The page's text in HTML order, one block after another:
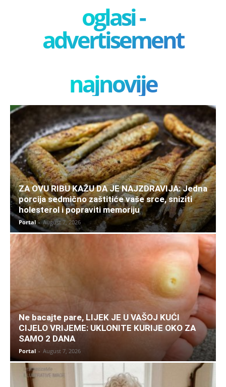
oglasi -
advertisement
najnovije
ZA OVU RIBU KAŽU DA JE NAJZDRAVIJA: Jedna
porcija sedmično zaštitiće vaše srce, sniziti
holesterol i popraviti memoriju
Portal - August 7, 2026
Ne bacajte pare, LIJEK JE U VAŠOJ KUĆI
CIJELO VRIJEME: UKLONITE KURIJE OKO ZA
SAMO 2 DANA
Portal - August 7, 2026